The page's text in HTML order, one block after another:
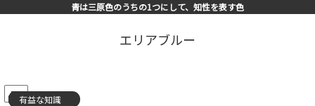
青は三原色のうちの1つにして、知性を表す色
エリアブルー
PR有益な知識
有益な知識
有益な知識
有益な知識
有益な知識
有益な知識
有益な知識
有益な知識
有益な知識
有益な知識
有益な知識
有益な知識
スキルアップ
有益な知識
有益な知識